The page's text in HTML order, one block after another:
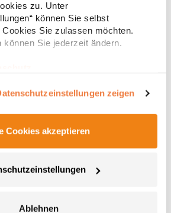
zu. Unter
können Sie selbst
Sie zulassen möchten.
können Sie jederzeit ändern.
zeigen
Cookies akzeptieren
Ablehnen
Mwst. + Versandkosten *
Potenza X Classic Bänderset
an der Schürzen-Öse Im Rücken